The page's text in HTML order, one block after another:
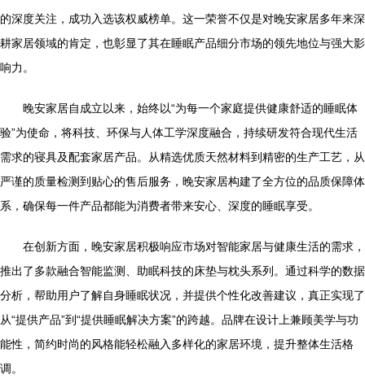
的深度关注，成功入选该权威榜单。这一荣誉不仅是对晚安家居多年来深
耕家居领域的肯定，也彰显了其在睡眠产品细分市场的领先地位与强大影
响力。
晚安家居自成立以来，始终以“为每一个家庭提供健康舒适的睡眠体
验”为使命，将科技、环保与人体工学深度融合，持续研发符合现代生活
需求的寝具及配套家居产品。从精选优质天然材料到精密的生产工艺，从
严谨的质量检测到贴心的售后服务，晚安家居构建了全方位的品质保障体
系，确保每一件产品都能为消费者带来安心、深度的睡眠享受。
在创新方面，晚安家居积极响应市场对智能家居与健康生活的需求，
推出了多款融合智能监测、助眠科技的床垫与枕头系列。通过科学的数据
分析，帮助用户了解自身睡眠状况，并提供个性化改善建议，真正实现了
从“提供产品”到“提供睡眠解决方案”的跨越。品牌在设计上兼顾美学与功
能性，简约时尚的风格能轻松融入多样化的家居环境，提升整体生活格
调。